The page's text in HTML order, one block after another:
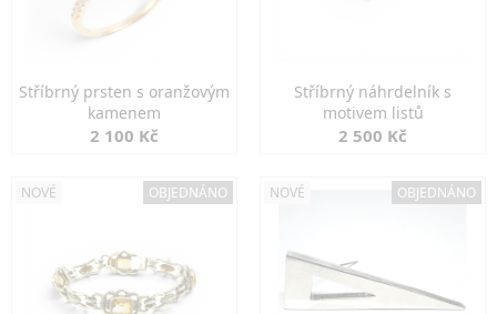
Stříbrný prsten s oranžovým
kamenem
2 100 Kč
Stříbrný náhrdelník s
motivem listů
2 500 Kč
NOVÉ OBJEDNÁNO NOVÉ OBJEDNÁNO